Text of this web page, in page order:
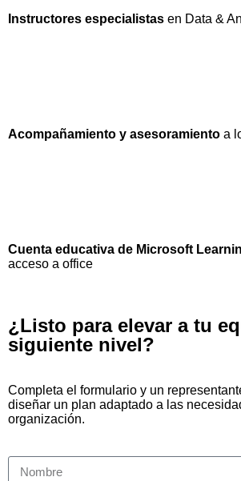
Instructores especialistas en Data &
Acompañamiento y asesoramiento a
Cuenta educativa de Microsoft
acceso a office
¿Listo para elevar a tu
siguiente nivel?
Completa el formulario y un
diseñar un plan adaptado a las
organización.